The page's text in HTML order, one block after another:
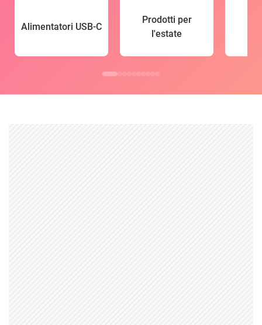
Alimentatori USB-C
Prodotti per
l'estate